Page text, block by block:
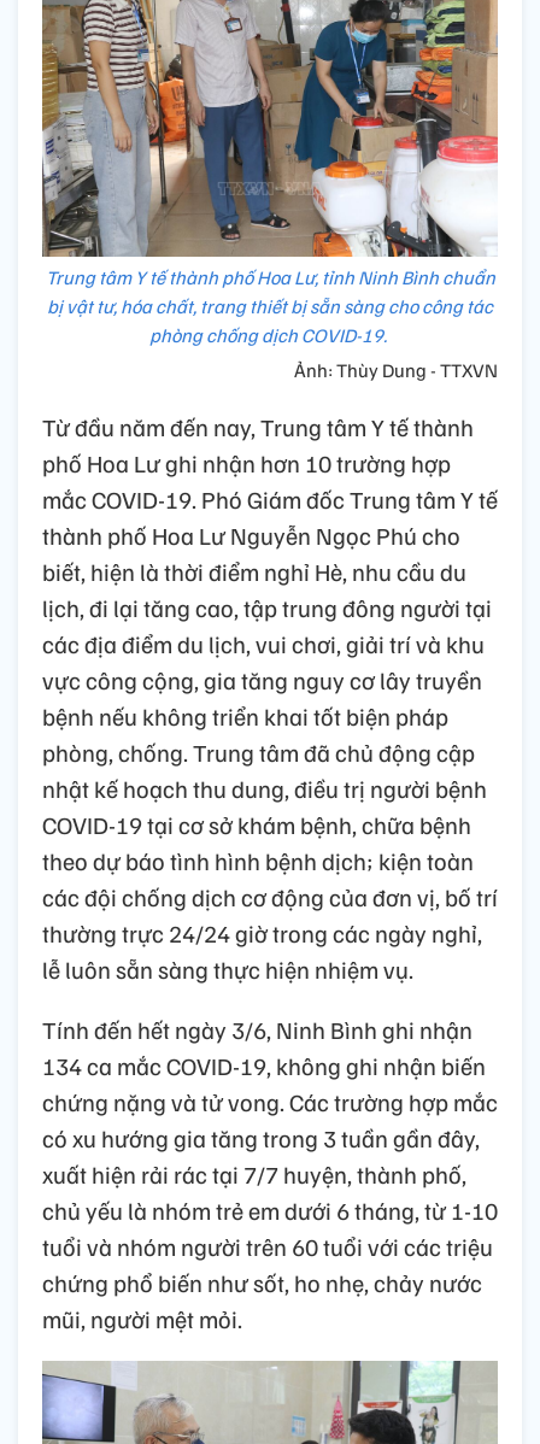
Trung tâm Y tế thành phố Hoa Lư, tỉnh Ninh Bình chuẩn
bị vật tư, hóa chất, trang thiết bị sẵn sàng cho công tác
phòng chống dịch COVID-19.
Ảnh: Thùy Dung - TTXVN
Từ đầu năm đến nay, Trung tâm Y tế thành
phố Hoa Lư ghi nhận hơn 10 trường hợp
mắc COVID-19. Phó Giám đốc Trung tâm Y tế
thành phố Hoa Lư Nguyễn Ngọc Phú cho
biết, hiện là thời điểm nghỉ Hè, nhu cầu du
lịch, đi lại tăng cao, tập trung đông người tại
các địa điểm du lịch, vui chơi, giải trí và khu
vực công cộng, gia tăng nguy cơ lây truyền
bệnh nếu không triển khai tốt biện pháp
phòng, chống. Trung tâm đã chủ động cập
nhật kế hoạch thu dung, điều trị người bệnh
COVID-19 tại cơ sở khám bệnh, chữa bệnh
theo dự báo tình hình bệnh dịch; kiện toàn
các đội chống dịch cơ động của đơn vị, bố trí
thường trực 24/24 giờ trong các ngày nghỉ,
lễ luôn sẵn sàng thực hiện nhiệm vụ.
Tính đến hết ngày 3/6, Ninh Bình ghi nhận
134 ca mắc COVID-19, không ghi nhận biến
chứng nặng và tử vong. Các trường hợp mắc
có xu hướng gia tăng trong 3 tuần gần đây,
xuất hiện rải rác tại 7/7 huyện, thành phố,
chủ yếu là nhóm trẻ em dưới 6 tháng, từ 1-10
tuổi và nhóm người trên 60 tuổi với các triệu
chứng phổ biến như sốt, ho nhẹ, chảy nước
mũi, người mệt mỏi.